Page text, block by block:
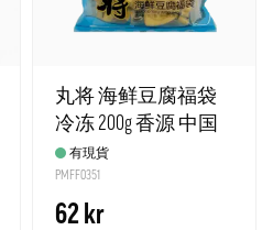
丸将 海鲜豆腐福袋
冷冻 200g 香源 中国
有現貨
PMFF0351
62 kr